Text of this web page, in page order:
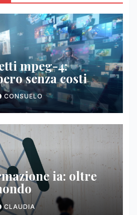
mpeg-4:
senza costi
CONSUELO
ia: oltre
CLAUDIA